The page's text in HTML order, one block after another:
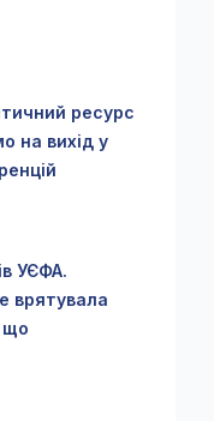
ресурс
на вихід у
УЄФА.
врятувала
що